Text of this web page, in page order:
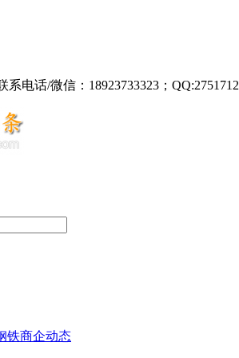
系电话/微信：18923733323；
铁商企动态